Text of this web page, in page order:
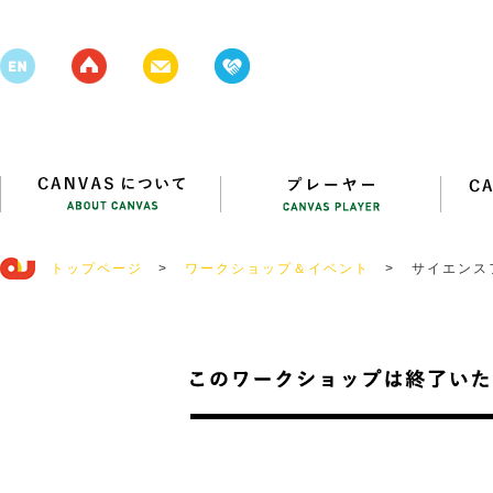
トップページ > ワークショップ＆イベント > サイエンス